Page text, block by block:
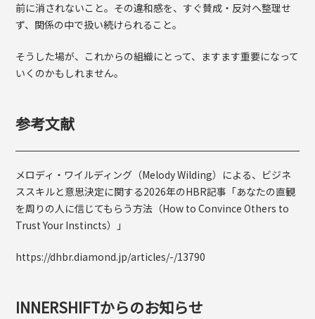
前に消されないこと。その違和感を、すぐ賛成・反対へ整理せ
ず、関係の中で扱い続けられること。
そうした場が、これからの組織にとって、ますます重要になって
いくのかもしれません。
参考文献
メロディ・ワイルディング（Melody Wilding）による、ビジネ
ススキルと意思決定に関する2026年のHBR記事「あなたの直観
を周りの人に信じてもらう方法（How to Convince Others to
Trust Your Instincts）」
https://dhbr.diamond.jp/articles/-/13790
INNERSHIFTからのお知らせ